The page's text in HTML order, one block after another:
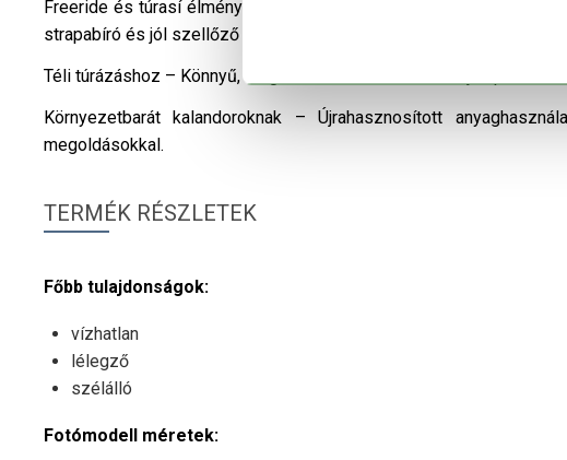
Freeride és túrasí élményekhez – Ideális a porhavas lejtők és a
strapabíró és jól szellőző felszerelés létfontosságú.
Téli túrázáshoz – Könnyű, mégis robusztus konstrukciója optimális
Környezetbarát kalandoroknak – Újrahasznosított
megoldásokkal.
TERMÉK RÉSZLETEK
Főbb tulajdonságok:
vízhatlan
lélegző
szélálló
Fotómodell méretek: